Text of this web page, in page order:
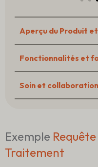
Aperçu du Produit
Fonctionnalités et
Soin et collaboration
Exemple Requête
Traitement